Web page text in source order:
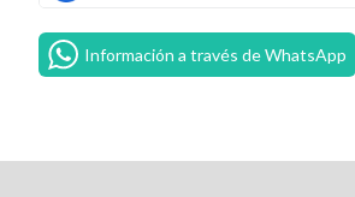
Información a través de WhatsApp